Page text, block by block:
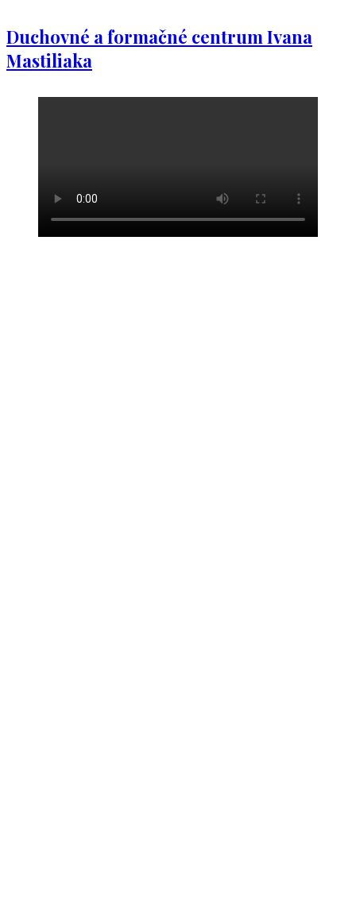
Duchovné a formačné centrum Ivana
Mastiliaka